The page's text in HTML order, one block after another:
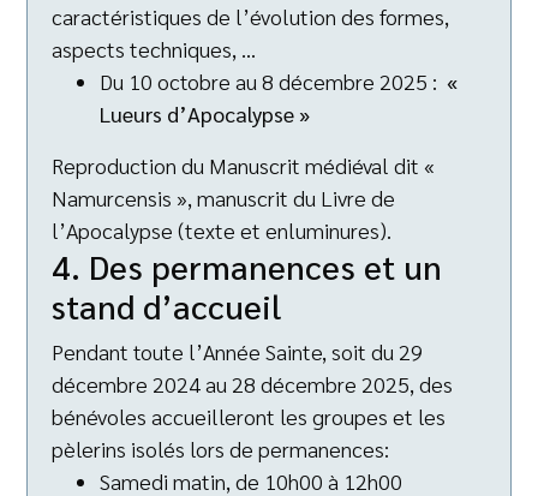
caractéristiques de l’évolution des formes,
aspects techniques, …
Du 10 octobre au 8 décembre 2025 : «
Lueurs d’Apocalypse »
Reproduction du Manuscrit médiéval dit «
Namurcensis », manuscrit du Livre de
l’Apocalypse (texte et enluminures).
4. Des permanences et un
stand d’accueil
Pendant toute l’Année Sainte, soit du 29
décembre 2024 au 28 décembre 2025, des
bénévoles accueilleront les groupes et les
pèlerins isolés lors de permanences:
Samedi matin, de 10h00 à 12h00